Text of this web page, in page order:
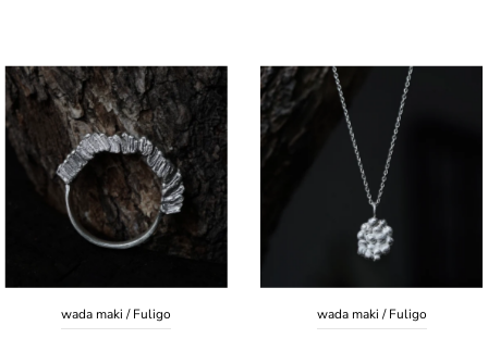
wada maki / Fuligo
wada maki / Fuligo